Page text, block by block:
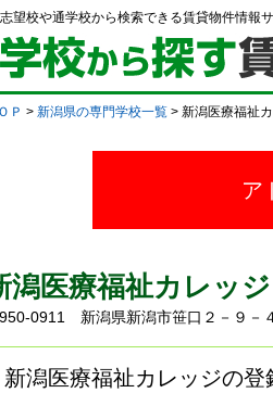
志望校や通学校から検索できる賃貸物件情報
Ｐ > 新潟県の専門学校一覧 > 新潟医療福祉
ア
潟医療福祉カレッジ
0911 新潟県新潟市笹口２－９－
新潟医療福祉カレッジの登